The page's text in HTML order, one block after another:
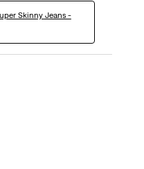
Skinny Jeans -